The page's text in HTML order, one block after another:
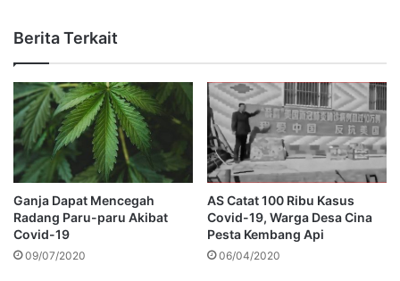
Berita Terkait
Ganja Dapat Mencegah
Radang Paru-paru Akibat
Covid-19
09/07/2020
AS Catat 100 Ribu Kasus
Covid-19, Warga Desa Cina
Pesta Kembang Api
06/04/2020